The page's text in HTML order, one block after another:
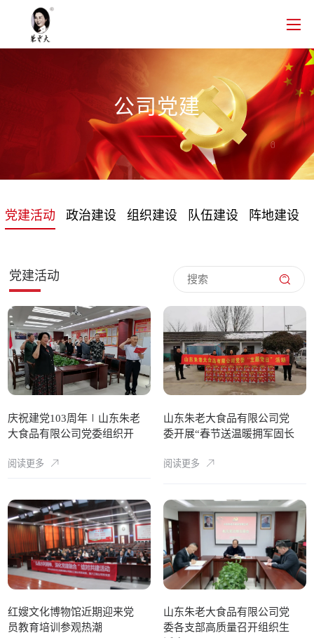
公司党建
党建活动 政治建设 组织建设 队伍建设 阵地建设
党建活动
庆祝建党103周年∣山东朱老
大食品有限公司党委组织开
阅读更多
山东朱老大食品有限公司党
委开展“春节送温暖拥军固长
阅读更多
红嫂文化博物馆近期迎来党
员教育培训参观热潮
山东朱老大食品有限公司党
委各支部高质量召开组织生